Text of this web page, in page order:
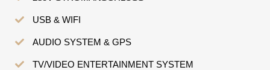
USB & WIFI
AUDIO SYSTEM & GPS
TV/VIDEO ENTERTAINMENT SYSTEM